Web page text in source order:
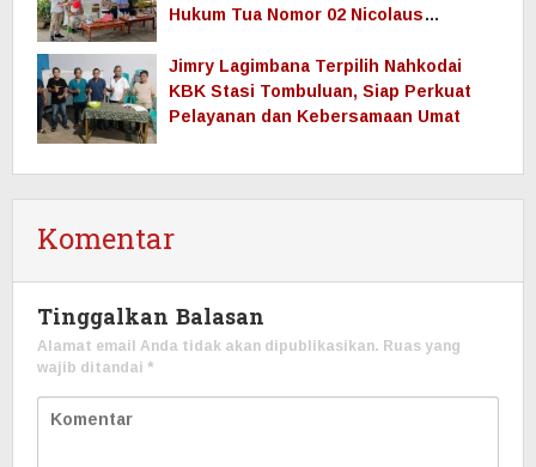
Hukum Tua Nomor 02 Nicolaus
Jimry Lagimbana Terpilih Nahkodai
KBK Stasi Tombuluan, Siap Perkuat
Pelayanan dan Kebersamaan Umat
Komentar
Tinggalkan Balasan
Alamat email Anda tidak akan dipublikasikan. Ruas yang
wajib ditandai *